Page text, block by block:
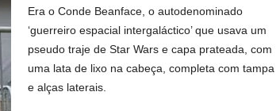
Era o Conde Beanface, o autodenominado
‘guerreiro espacial intergaláctico’ que usava um
pseudo traje de Star Wars e capa prateada, com
uma lata de lixo na cabeça, completa com tampa
e alças laterais.